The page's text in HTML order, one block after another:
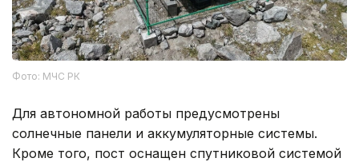
Фото: МЧС РК
Для автономной работы предусмотрены
солнечные панели и аккумуляторные системы.
Кроме того, пост оснащен спутниковой системой